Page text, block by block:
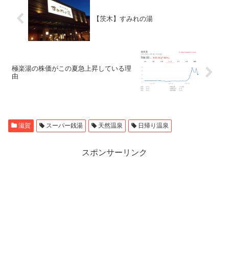
【茨木】すみれの湯
極楽湯の株価がこの夏急上昇している理
由
滋賀 スーパー銭湯 天然温泉 日帰り温泉
スポンサーリンク